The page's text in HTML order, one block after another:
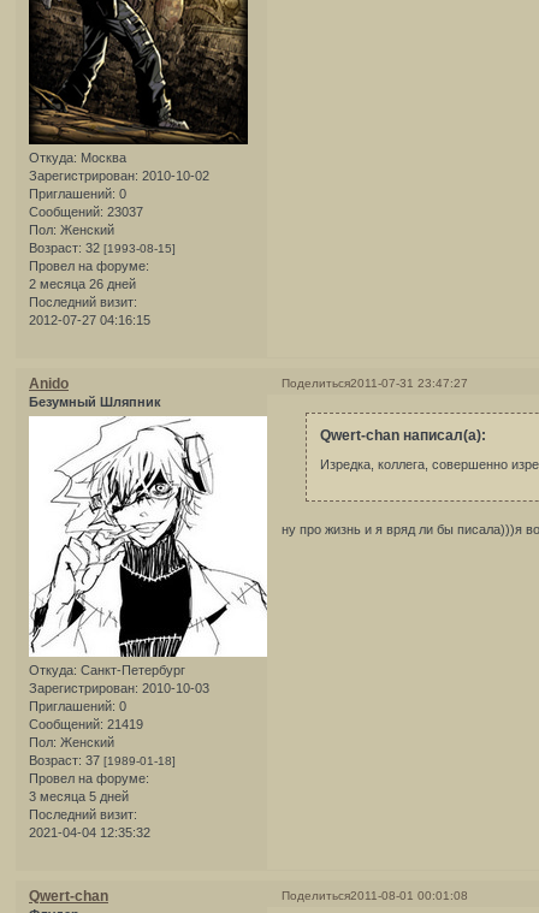
Откуда: Москва
Зарегистрирован: 2010-10-02
Приглашений: 0
Сообщений: 23037
Пол: Женский
Возраст: 32 [1993-08-15]
Провел на форуме:
2 месяца 26 дней
Последний визит:
2012-07-27 04:16:15
Поделиться2011-07-31 23:47:27
Anido
Безумный Шляпник
Откуда: Санкт-Петербург
Зарегистрирован: 2010-10-03
Приглашений: 0
Сообщений: 21419
Пол: Женский
Возраст: 37 [1989-01-18]
Провел на форуме:
3 месяца 5 дней
Последний визит:
2021-04-04 12:35:32
Qwert-chan написал(а):
Изредка, коллега, совершенно
ну про жизнь и я вряд ли бы писала)))я
Поделиться2011-08-01 00:01:08
Qwert-chan